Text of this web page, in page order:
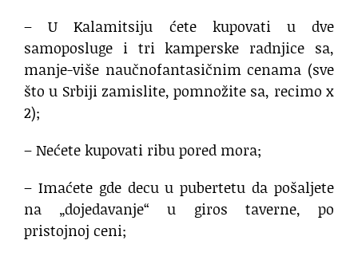
– U Kalamitsiju ćete kupovati u dve
samoposluge i tri kamperske radnjice sa,
manje-više naučnofantasičnim cenama (sve
što u Srbiji zamislite, pomnožite sa, recimo x
2);
– Nećete kupovati ribu pored mora;
– Imaćete gde decu u pubertetu da pošaljete
na „dojedavanje“ u giros taverne, po
pristojnoj ceni;